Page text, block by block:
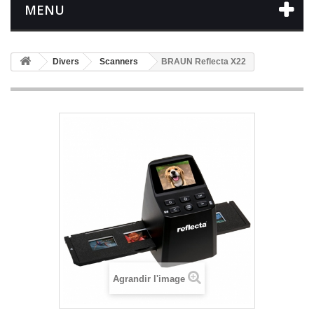
MENU
Divers Scanners BRAUN Reflecta X22
Agrandir l'image